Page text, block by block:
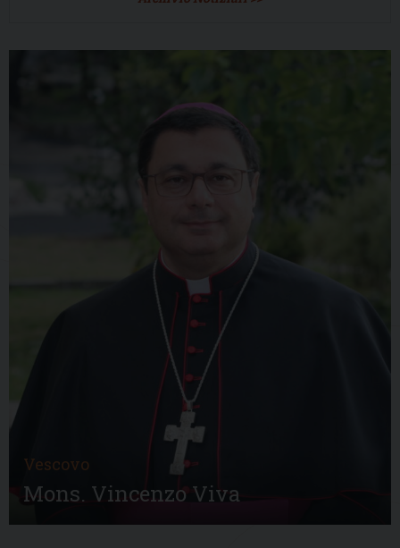
Vescovo
Mons. Vincenzo Viva